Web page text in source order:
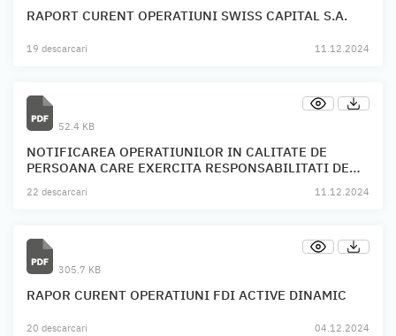
RAPORT CURENT OPERATIUNI SWISS CAPITAL S.A.
19 descarcari 11.12.2024
52.4 KB
NOTIFICAREA OPERATIUNILOR IN CALITATE DE
PERSOANA CARE EXERCITA RESPONSABILITATI DE
22 descarcari 11.12.2024
305.7 KB
RAPOR CURENT OPERATIUNI FDI ACTIVE DINAMIC
20 descarcari 04.12.2024